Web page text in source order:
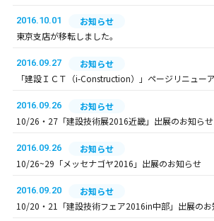
2016.10.01
お知らせ
東京支店が移転しました。
2016.09.27
お知らせ
「建設ＩＣＴ（i-Construction）」ページリニュー
2016.09.26
お知らせ
10/26・27「建設技術展2016近畿」出展のお知らせ
2016.09.26
お知らせ
10/26~29「メッセナゴヤ2016」出展のお知らせ
2016.09.20
お知らせ
10/20・21「建設技術フェア2016in中部」出展のお